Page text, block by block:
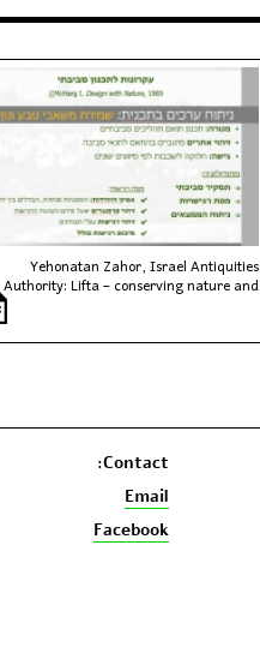
Yehonatan Zahor, Israel Antiquities
Authority: Lifta – conserving nature and
Contact:
Email
Facebook